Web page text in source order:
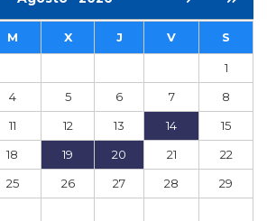
M X J V S
1
4 5 6 7
8
11 12 13 14
15
18 19 20 21
22
25 26 27 28
29